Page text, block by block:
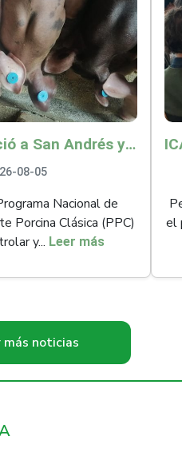
La OMSA reconoció a San Andrés y Providencia como zona libre de Peste Porcina Clásica (PPC)
08-05
Nacional de
Porcina Clásica (PPC)
y... Leer más
el
más noticias